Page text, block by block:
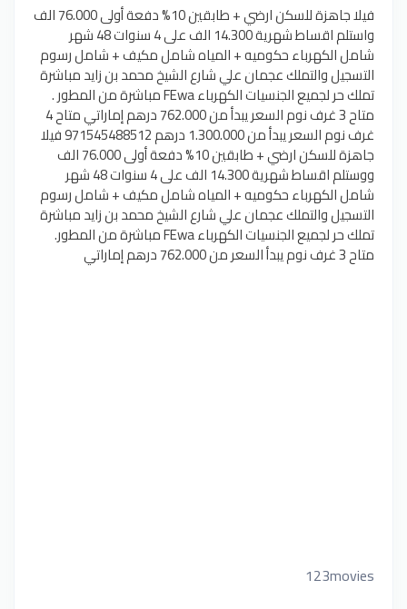
فيلا جاهزة للسكن ارضي + طابقين 10% دفعة أولى 76.000 الف
واستلم اقساط شهرية 14.300 الف على 4 سنوات 48 شهر
شامل الكهرباء حكوميه + المياه شامل مكيف + شامل رسوم
التسجيل والتملك عجمان علي شارع الشيخ محمد بن زايد مباشرة
تملك حر لجميع الجنسيات الكهرباء FEwa مباشرة من المطور .
متاح 3 غرف نوم السعر يبدأ من 762.000 درهم إماراتي متاح 4
غرف نوم السعر يبدأ من 1.300.000 درهم 971545488512 فيلا
جاهزة للسكن ارضي + طابقين 10% دفعة أولى 76.000 الف
ووستلم اقساط شهرية 14.300 الف على 4 سنوات 48 شهر
شامل الكهرباء حكوميه + المياه شامل مكيف + شامل رسوم
التسجيل والتملك عجمان علي شارع الشيخ محمد بن زايد مباشرة
تملك حر لجميع الجنسيات الكهرباء FEwa مباشرة من المطور.
متاح 3 غرف نوم يبدأ السعر من 762.000 درهم إماراتي
123movies